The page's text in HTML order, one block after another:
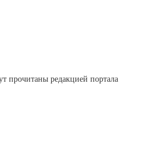
прочитаны редакцией портала